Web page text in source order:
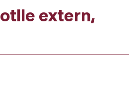
extern,